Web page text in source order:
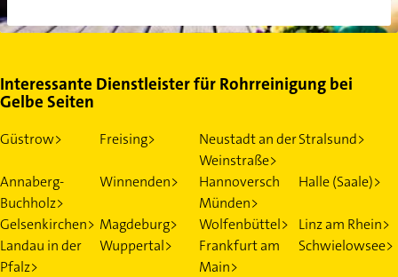
Interessante Dienstleister für Rohrreinigung bei
Gelbe Seiten
Güstrow> Freising>
Neustadt an der
Weinstraße>
Stralsund>
Annaberg-
Buchholz>
Winnenden>
Hannoversch
Münden>
Halle (Saale)>
Gelsenkirchen> Magdeburg> Wolfenbüttel>
Linz am Rhein>
Landau in der
Pfalz>
Wuppertal>
Frankfurt am
Main>
Schwielowsee>